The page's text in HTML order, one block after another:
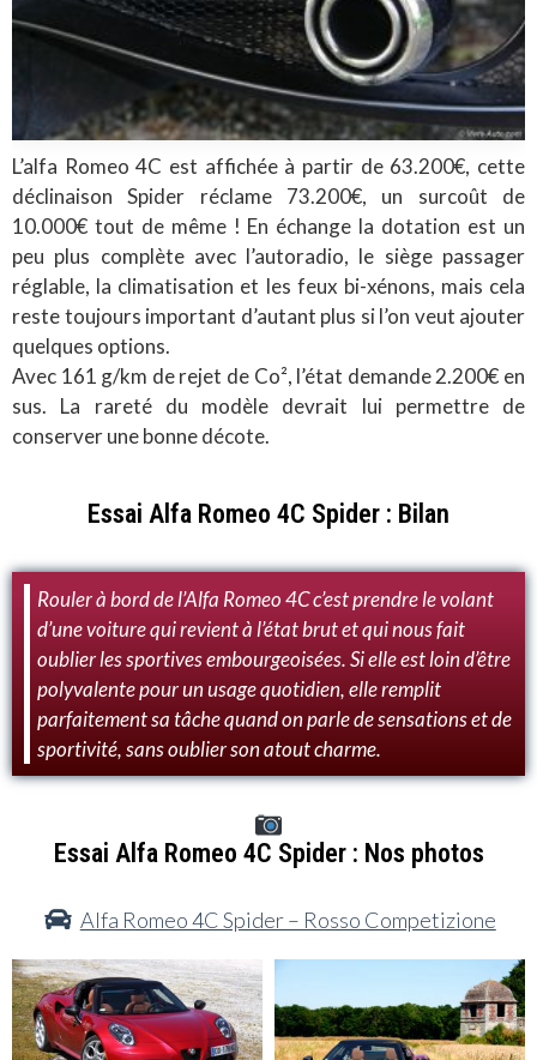
L’alfa Romeo 4C est affichée à partir de 63.200€, cette
déclinaison Spider réclame 73.200€, un surcoût de
10.000€ tout de même ! En échange la dotation est un
peu plus complète avec l’autoradio, le siège passager
réglable, la climatisation et les feux bi-xénons, mais cela
reste toujours important d’autant plus si l’on veut ajouter
quelques options.
Avec 161 g/km de rejet de Co², l’état demande 2.200€ en
sus. La rareté du modèle devrait lui permettre de
conserver une bonne décote.
Essai Alfa Romeo 4C Spider : Bilan
Rouler à bord de l’Alfa Romeo 4C c’est prendre le volant
d’une voiture qui revient à l’état brut et qui nous fait
oublier les sportives embourgeoisées. Si elle est loin d’être
polyvalente pour un usage quotidien, elle remplit
parfaitement sa tâche quand on parle de sensations et de
sportivité, sans oublier son atout charme.
Essai Alfa Romeo 4C Spider : Nos photos
Alfa Romeo 4C Spider – Rosso Competizione